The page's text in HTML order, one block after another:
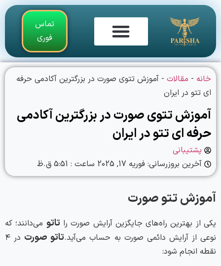
تماس
فوری
خانه - مقالات - آموزش تتوی صورت در بزرگترین آکادمی حرفه
ای تتو در ایران
آموزش تتوی صورت در بزرگترین آکادمی
حرفه ای تتو در ایران
پشتیبانی
آخرین بروزرسانی: فوریه 17, 2025 ساعت :
5:51 ق.ظ
آموزش تتو صورت
یکی از بهترین راه‌های جایگزین آرایش صورت را تاتو می‌دانند؛ که
نوعی از آرایش دائمی صورت به حساب می‌آید.تاتو صورت
در ۴
نقطه انجام شود: